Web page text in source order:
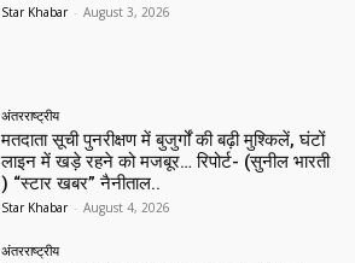
Star Khabar - August 3, 2026
अंतरराष्ट्रीय
मतदाता सूची पुनरीक्षण में बुजुर्गों की बढ़ी मुश्किलें, घंटों
लाइन में खड़े रहने को मजबूर… रिपोर्ट- (सुनील भारती
) “स्टार खबर” नैनीताल..
Star Khabar - August 4, 2026
अंतरराष्ट्रीय